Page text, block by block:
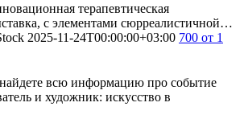
терапевтическая
с элементами сюрреалистичной…
2025-11-24T00:00:00+03:00 700 от 1
всю информацию про событие
и художник: искусство в